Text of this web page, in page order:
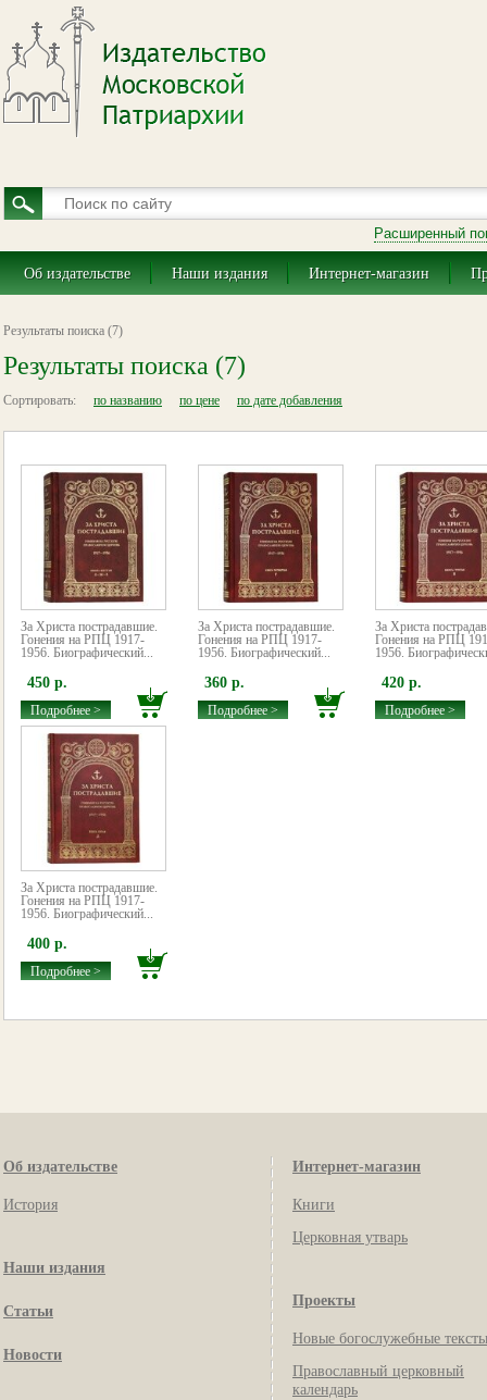
Расширенный
Об издательстве Наши издания Интернет-магазин
Результаты поиска (7)
Результаты поиска (7)
Сортировать: по названию по цене по дате добавления
За Христа пострадавшие.
Гонения на РПЦ 1917-
1956. Биографический...
450 р.
Подробнее >
За Христа пострадавшие.
Гонения на РПЦ 1917-
1956. Биографический...
360 р.
Подробнее >
За Христа
Гонения на РПЦ
1956.
420 р.
Подробнее >
За Христа пострадавшие.
Гонения на РПЦ 1917-
1956. Биографический...
400 р.
Подробнее >
Об издательстве
История
Наши издания
Статьи
Новости
Интернет-магазин
Книги
Церковная утварь
Проекты
Новые богослужебные тексты
Православный церковный
календарь